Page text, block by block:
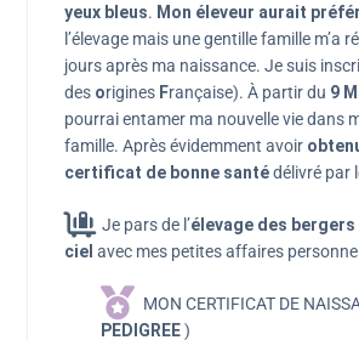
yeux bleus. Mon éleveur aurait
l’élevage mais une gentille famille m’a
jours après ma naissance. Je suis
des origines Française). À partir du 9
pourrai entamer ma nouvelle vie dans
famille. Après évidemment avoir
certificat de bonne santédélivré par
Je pars de l’élevage des bergers
ciel avec mes petites affaires
MON CERTIFICAT DE
PEDIGREE)